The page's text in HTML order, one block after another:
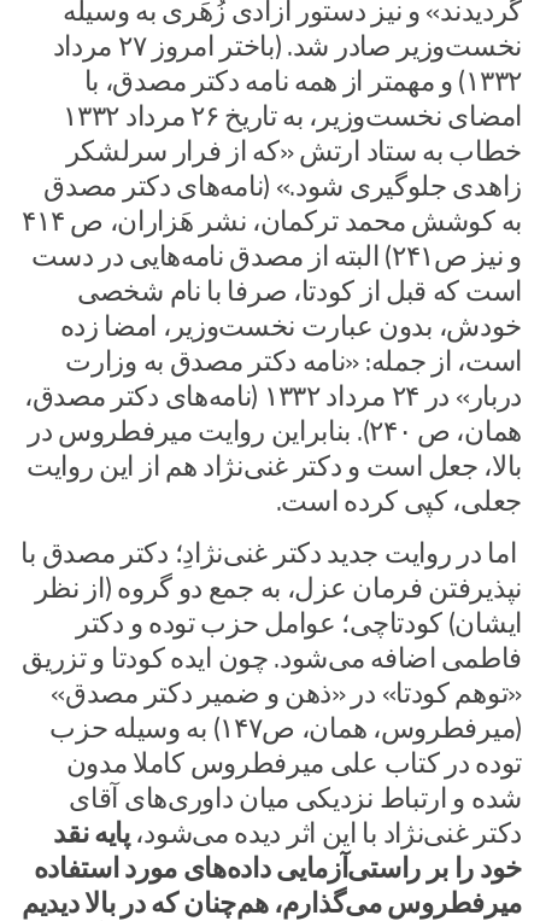
گردیدند» و نیز دستور آزادی زُهَری به وسیله
نخست‌وزیر صادر شد. (باختر امروز ۲۷ مرداد
۱۳۳۲) و مهمتر از همه نامه دکتر مصدق، با
امضای نخست‌وزیر، به تاریخ ۲۶ مرداد ۱۳۳۲
خطاب به ستاد ارتش «که از فرار سرلشکر
زاهدی جلوگیری شود.» (نامه‌های دکتر مصدق
به کوشش محمد ترکمان، نشر هَزاران، ص ۴۱۴
و نیز ص۲۴۱) البته از مصدق نامه‌هایی در دست
است که قبل از کودتا، صرفا با نام شخصی
خودش، بدون عبارت نخست‌وزیر، امضا زده
است، از جمله: «نامه دکتر مصدق به وزارت
دربار» در ۲۴ مرداد ۱۳۳۲ (نامه‌های دکتر مصدق،
همان، ص ۲۴۰). بنابراین روایت میرفطروس در
بالا، جعل است و دکتر غنی‌نژاد هم از این روایت
جعلی، کپی کرده است.
اما در روایت جدید دکتر غنی‌نژادِ؛ دکتر مصدق با
نپذیرفتن فرمان عزل، به جمع دو گروه (از نظر
ایشان) کودتاچی؛ عوامل حزب توده و دکتر
فاطمی اضافه می‌شود. چون ایده کودتا و تزریق
«توهم کودتا» در «ذهن و ضمیر دکتر مصدق»
(میرفطروس، همان، ص۱۴۷) به وسیله حزب
توده در کتاب علی میرفطروس کاملا مدون
شده و ارتباط نزدیکی میان داوری‌های آقای
دکتر غنی‌نژاد با این اثر دیده می‌شود،پایه نقد
خود را بر راستی‌آزمایی داده‌های مورد استفاده
میرفطروس می‌گذارم، هم‌چنان که در بالا دیدیم